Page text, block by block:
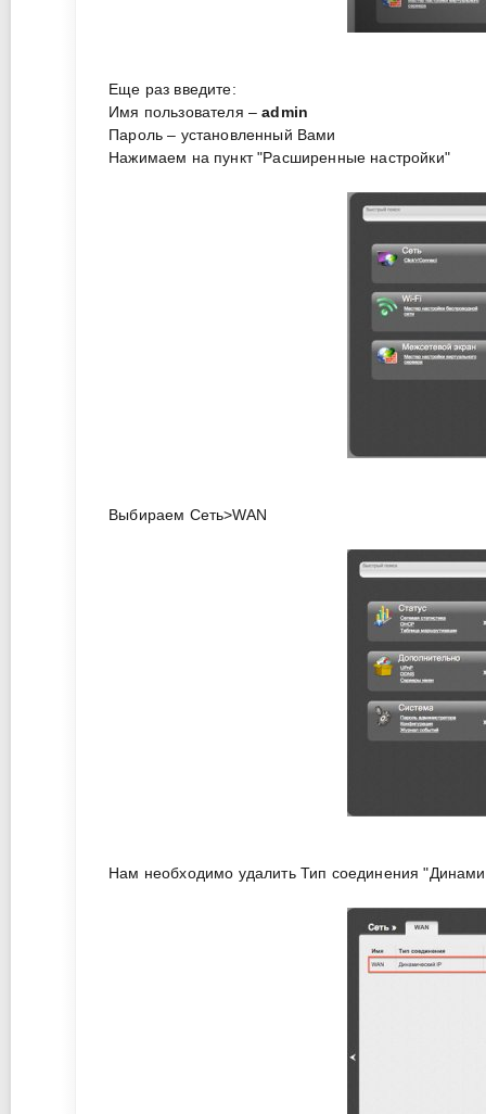
Еще раз введите:
Имя пользователя –admin
Пароль – установленный Вами
Нажимаем на пункт "Расширенные настройки"
Выбираем Ceть>WAN
Нам необходимо удалить Тип соединения